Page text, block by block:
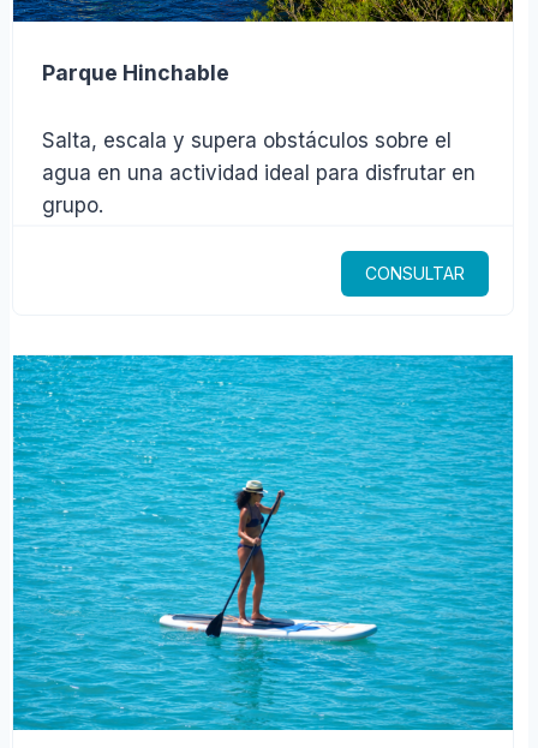
Parque Hinchable
Salta, escala y supera obstáculos sobre el
agua en una actividad ideal para disfrutar en
grupo.
CONSULTAR
$219